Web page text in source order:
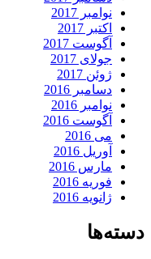
نوامبر 2017
اکتبر 2017
آگوست 2017
جولای 2017
ژوئن 2017
دسامبر 2016
نوامبر 2016
آگوست 2016
می 2016
آوریل 2016
مارس 2016
فوریه 2016
ژانویه 2016
دسته‌ها